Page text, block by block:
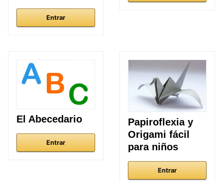
Entrar
El Abecedario
Entrar
Papiroflexia y
Origami fácil
para niños
Entrar